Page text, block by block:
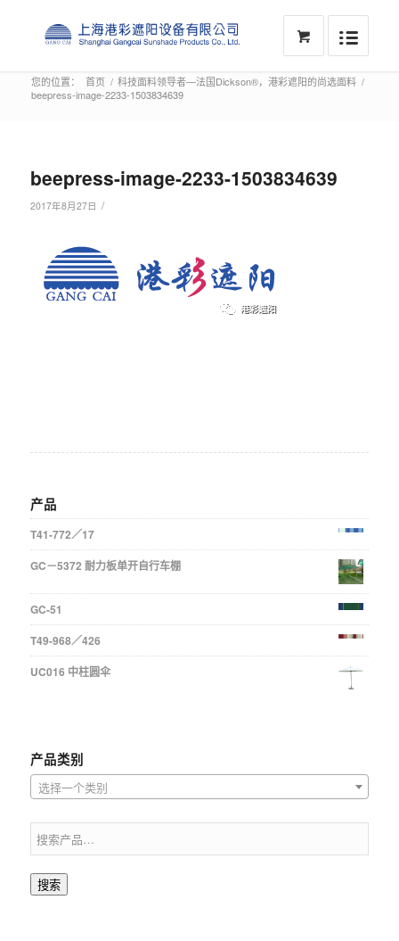
您的位置： 首页 / 科技面料领导者—法国Dickson®，港彩遮阳的尚选面料 /
beepress-image-2233-1503834639
beepress-image-2233-1503834639
2017年8月27日 /
产品
T41-772／17
GC－5372 耐力板单开自行车棚
GC-51
T49-968／426
UC016 中柱圆伞
产品类别
选择一个类别
搜索